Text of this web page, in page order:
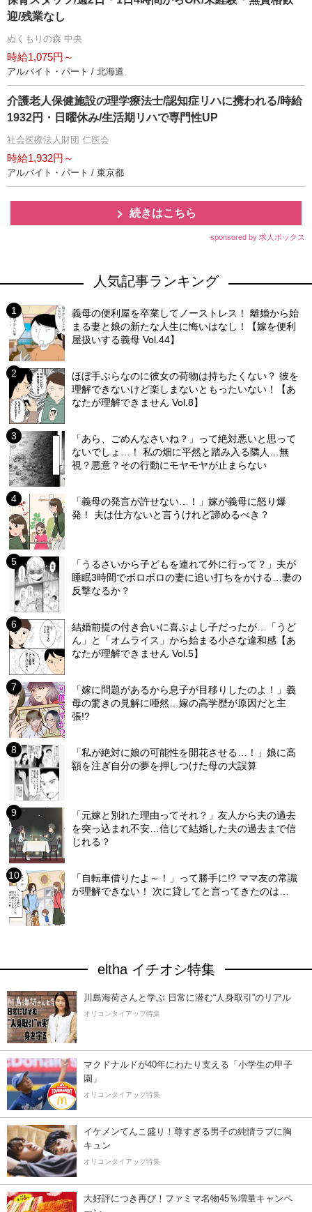
迎/残業なし
ぬくもりの森 中央
時給1,075円～
アルバイト・パート / 北海道
介護老人保健施設の理学療法士/認知症リハに携われる/時給
1932円・日曜休み/生活期リハで専門性UP
社会医療法人財団 仁医会
時給1,932円～
アルバイト・パート / 東京都
続きはこちら
sponsored by 求人ボックス
人気記事ランキング
義母の便利屋を卒業してノーストレス！ 離婚から始
まる妻と娘の新たな人生に悔いはなし！【嫁を便利
屋扱いする義母 Vol.44】
ほぼ手ぶらなのに彼女の荷物は持ちたくない？ 彼を
理解できないけど楽しまないともったいない！【あ
なたが理解できません Vol.8】
「あら、ごめんなさいね？」って絶対悪いと思って
ないでしょ…！ 私の畑に平然と踏み入る隣人…無
視？悪意？その行動にモヤモヤが止まらない
「義母の発言が許せない…！」嫁が義母に怒り爆
発！ 夫は仕方ないと言うけれど諦めるべき？
「うるさいから子どもを連れて外に行って？」夫が
睡眠3時間でボロボロの妻に追い打ちをかける…妻の
反撃なるか？
結婚前提の付き合いに喜ぶよし子だったが…「うど
ん」と「オムライス」から始まる小さな違和感【あ
なたが理解できません Vol.5】
「嫁に問題があるから息子が目移りしたのよ！」義
母の驚きの見解に唖然…嫁の高学歴が原因だと主
張!?
「私が絶対に娘の可能性を開花させる…！」娘に高
額を注ぎ自分の夢を押しつけた母の大誤算
「元嫁と別れた理由ってそれ？」友人から夫の過去
を突っ込まれ不安…信じて結婚した夫の過去まで信
じれる？
「自転車借りたよ～！」って勝手に!? ママ友の常識
が理解できない！ 次に貸してと言ってきたのは…
eltha イチオシ特集
川島海荷さんと学ぶ 日常に潜む“人身取引”のリアル
オリコンタイアップ特集
マクドナルドが40年にわたり支える「小学生の甲子
園」
オリコンタイアップ特集
イケメンてんこ盛り！尊すぎる男子の純情ラブに胸
キュン
オリコンタイアップ特集
大好評につき再び！ファミマ名物45％増量キャンペ